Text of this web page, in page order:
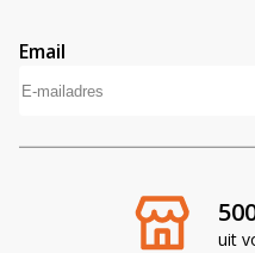
uit
Email
A
t